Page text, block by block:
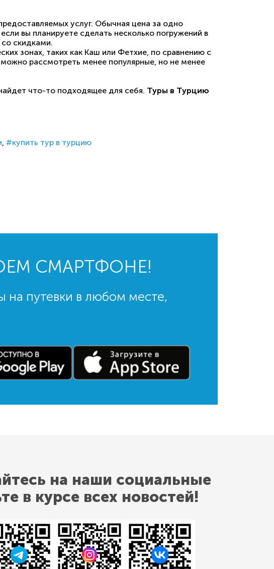
услуг. Обычная цена за одно
вы планируете сделать несколько погружений в
скидками.
зонах, таких как Каш или Фетхие, по сравнению с
рассмотреть менее популярные, но не менее
что-то подходящее для себя. Туры в Турцию
купить тур в турцию
СМАРТФОНЕ!
путевки в любом месте,
на наши социальные
в курсе всех новостей!